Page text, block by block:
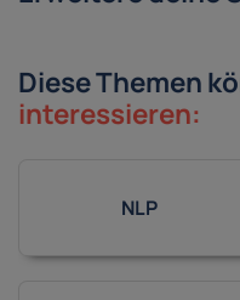
Diese Themen
interessieren:
NLP